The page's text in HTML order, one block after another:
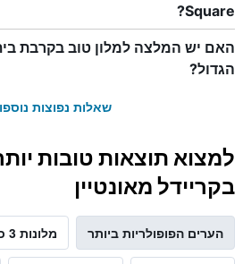
Square?
האם יש המלצה למלון טוב בקרבת
הגדול?
שאלות נפוצות
למצוא תוצאות טובות
בקריידל מאונטיין
הערים הפופולריות ביותר מלונות 3 כוכבי